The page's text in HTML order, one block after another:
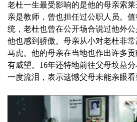
老杜一生最受影响的是他的母亲索莱
亲是教师，曾也担任过公职人员。
统，老杜也曾在公开场合说过他外
他也感到骄傲。母亲从小对老杜非
马虎。他的母亲在当地也作出许多
有威望。16年还特地前往父母坟墓
一度流泪，表示遗憾父母未能亲眼看